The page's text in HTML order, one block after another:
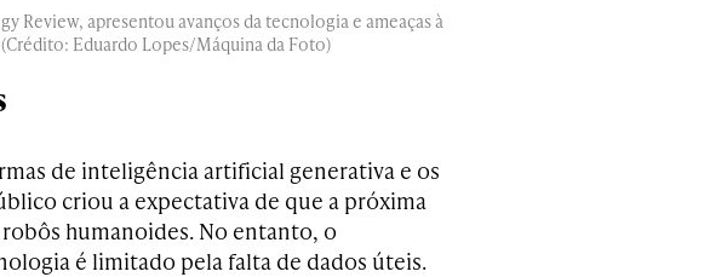
Review, apresentou avanços da tecnologia e ameaças à
Eduardo Lopes/Máquina da Foto)
de inteligência artificial generativa e os
criou a expectativa de que a próxima
humanoides. No entanto, o
é limitado pela falta de dados úteis.